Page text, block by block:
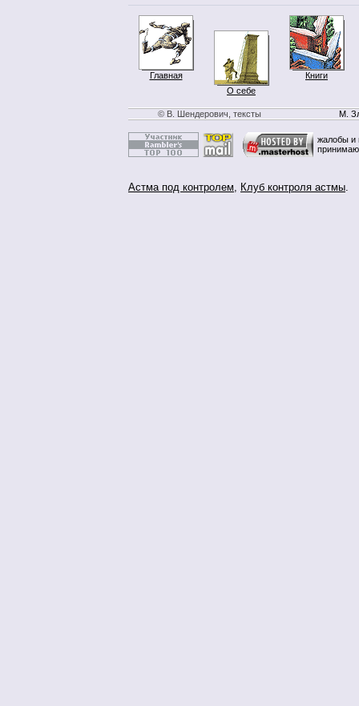
Главная
О себе
Книги
© В. Шендерович, тексты М.
жалобы и
Астма под контролем, Клуб контроля астмы.